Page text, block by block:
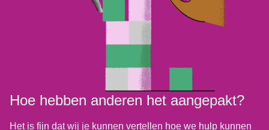
Hoe hebben anderen het aangepakt?
Het is fijn dat wij je kunnen vertellen hoe we hulp kunnen